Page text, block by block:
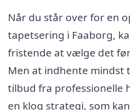
Når du står over for en
tapetsering i Faaborg,
fristende at vælge det
Men at indhente mindst
tilbud fra professionelle
en klog strategi, som